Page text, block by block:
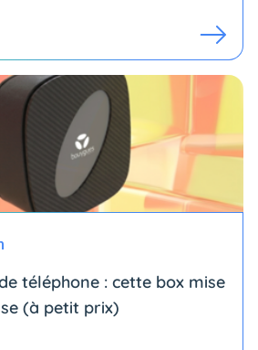
téléphone : cette box mise
(à petit prix)